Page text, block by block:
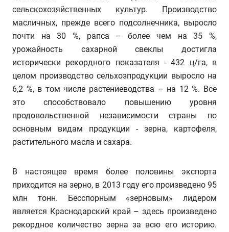
сельскохозяйственных культур. Производство
масличных, прежде всего подсолнечника, выросло
почти на 30 %, рапса – более чем на 35 %,
урожайность сахарной свеклы достигла
исторически рекордного показателя - 432 ц/га, в
целом производство сельхозпродукции выросло на
6,2 %, в том числе растениеводства – на 12 %. Все
это способствовало повышению уровня
продовольственной независимости страны по
основным видам продукции - зерна, картофеля,
растительного масла и сахара.
В настоящее время более половины экспорта
приходится на зерно, в 2013 году его произведено 95
млн тонн. Бесспорным «зерновым» лидером
является Краснодарский край – здесь произведено
рекордное количество зерна за всю его историю.